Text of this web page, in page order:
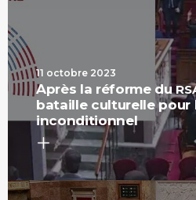
11 octobre 2023
Après la réforme du
bataille culturelle pour
inconditionnel